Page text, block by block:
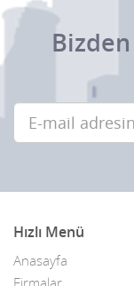
Hızlı Menü
Anasayfa